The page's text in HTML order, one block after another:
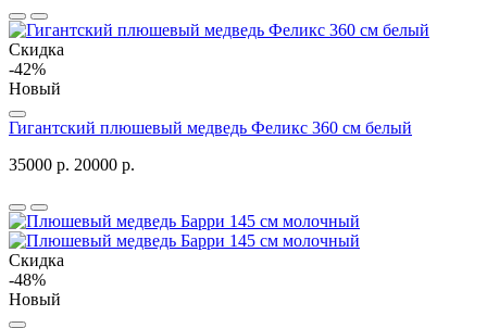
Скидка
-42%
Новый
Гигантский плюшевый медведь Феликс 360 см белый
35000 р. 20000 р.
Скидка
-48%
Новый